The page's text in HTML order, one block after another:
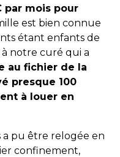
par mois pour
est bien connue
étant enfants de
notre curé qui a
au fichier de la
presque 100
à louer en
a pu être relogée en
confinement,